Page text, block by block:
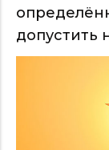
допустить